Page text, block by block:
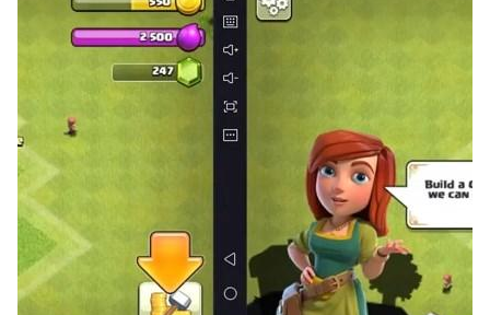
https://play.google.com/store/apps/dev?
id=7562905261221897727
YouTube :
https://www.youtube.com/@nextsupercore1